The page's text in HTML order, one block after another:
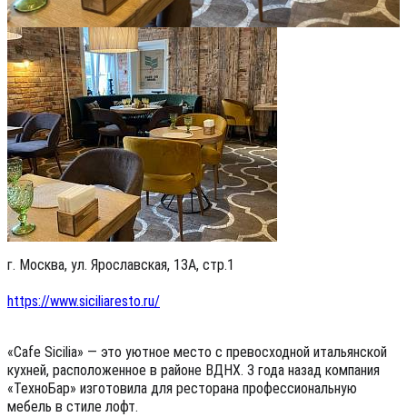
г. Москва, ул. Ярославская, 13А, стр.1
https://www.siciliaresto.ru/
«Cafe Sicilia» — это уютное место с превосходной итальянской
кухней, расположенное в районе ВДНХ. 3 года назад компания
«ТехноБар» изготовила для ресторана профессиональную
мебель в стиле лофт.